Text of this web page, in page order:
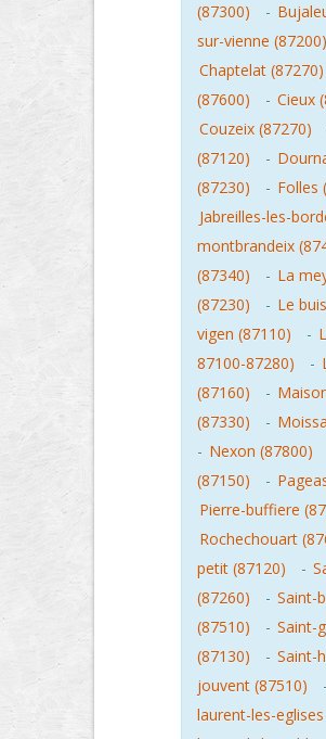
(87300)
-
sur-vienne (87200)
Chaptelat (87270)
(87600)
- Cieux
Couzeix (87270)
(87120)
-
(87230)
- Folles
Jabreilles-les-
montbrandeix
(87340)
- La
(87230)
- Le
vigen (87110)
-
87100-87280)
-
(87160)
-
(87330)
-
- Nexon (87800)
(87150)
-
Pierre-buffiere
Rochechouart
petit (87120)
-
(87260)
- Saint-
(87510)
- Saint-
(87130)
- Saint-
jouvent (87510)
-
laurent-les-